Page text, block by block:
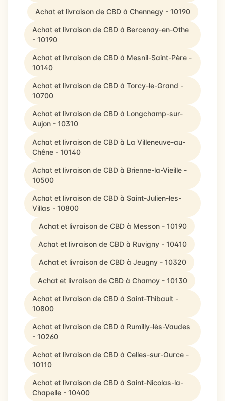
Achat et livraison de CBD à Chennegy - 10190
Achat et livraison de CBD à Bercenay-en-Othe
- 10190
Achat et livraison de CBD à Mesnil-Saint-Père -
10140
Achat et livraison de CBD à Torcy-le-Grand -
10700
Achat et livraison de CBD à Longchamp-sur-
Aujon - 10310
Achat et livraison de CBD à La Villeneuve-au-
Chêne - 10140
Achat et livraison de CBD à Brienne-la-Vieille -
10500
Achat et livraison de CBD à Saint-Julien-les-
Villas - 10800
Achat et livraison de CBD à Messon - 10190
Achat et livraison de CBD à Ruvigny - 10410
Achat et livraison de CBD à Jeugny - 10320
Achat et livraison de CBD à Chamoy - 10130
Achat et livraison de CBD à Saint-Thibault -
10800
Achat et livraison de CBD à Rumilly-lès-Vaudes
- 10260
Achat et livraison de CBD à Celles-sur-Ource -
10110
Achat et livraison de CBD à Saint-Nicolas-la-
Chapelle - 10400